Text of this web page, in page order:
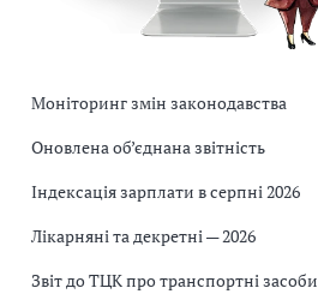
Моніторинг змін законодавства
Оновлена об’єднана звітність
Індексація зарплати в серпні 2026
Лікарняні та декретні — 2026
Звіт до ТЦК про транспортні засоби